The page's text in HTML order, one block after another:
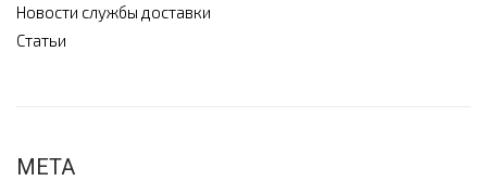
Новости службы доставки
Статьи
МЕТА